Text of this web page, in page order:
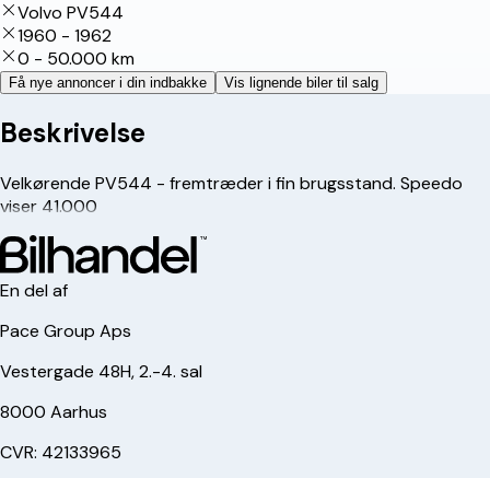
Volvo PV544
1960 - 1962
0 - 50.000 km
Få nye annoncer i din indbakke Vis lignende biler til salg
Beskrivelse
Velkørende PV544 - fremtræder i fin brugsstand. Speedo
viser 41.000
En del af
Pace Group Aps
Vestergade 48H, 2.-4. sal
8000 Aarhus
CVR: 42133965